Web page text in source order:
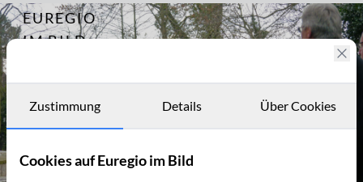
EUREGIO
IM BILD
Archiv
Kontakt
Archiv 10205
Zustimmung Details Über Cookies
Cookies auf Euregio im Bild